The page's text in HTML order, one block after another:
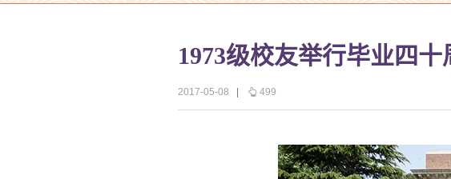
1973级校友举行毕业四
2017-05-08 499